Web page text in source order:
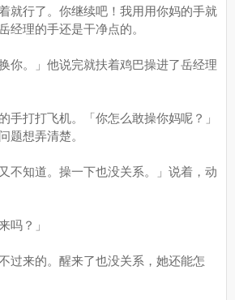
行了。你继续吧！我用用你妈的手就
经理的手还是干净点的。
。」他说完就扶着鸡巴操进了岳经理
打打飞机。「你怎么敢操你妈呢？」
题想弄清楚。
知道。操一下也没关系。」说着，动
？」
来的。醒来了也没关系，她还能怎